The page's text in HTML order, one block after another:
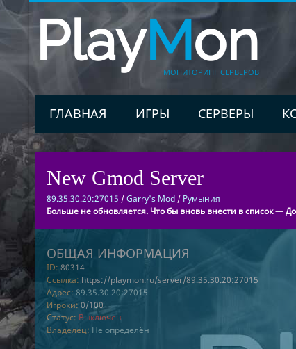
PlayMon
МОНИТОРИНГ СЕРВЕРОВ
ГЛАВНАЯ ИГРЫ СЕРВЕРЫ
New Gmod Server
89.35.30.20:27015 /Garry's Mod/ Румыния
Больше не обновляется. Что бы вновь внести в список —
ОБЩАЯ ИНФОРМАЦИЯ
ID: 80314
Ссылка: https://playmon.ru/server/89.35.30.20:27015
Адрес: 89.35.30.20:27015
Игроки: 0/100
Статус: Выключен
Владелец: Не определён